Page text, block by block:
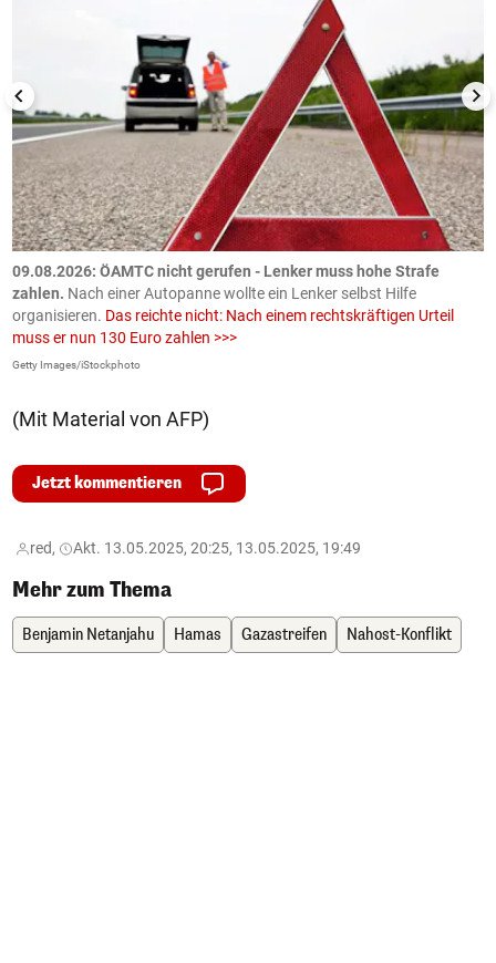
09.08.2026: ÖAMTC nicht gerufen - Lenker muss hohe Strafe
zahlen. Nach einer Autopanne wollte ein Lenker selbst Hilfe
organisieren. Das reichte nicht: Nach einem rechtskräftigen Urteil
muss er nun 130 Euro zahlen >>>
Getty Images/iStockphoto
(Mit Material von AFP)
Jetzt kommentieren
red, Akt. 13.05.2025, 20:25, 13.05.2025, 19:49
Mehr zum Thema
Benjamin Netanjahu Hamas Gazastreifen Nahost-Konflikt